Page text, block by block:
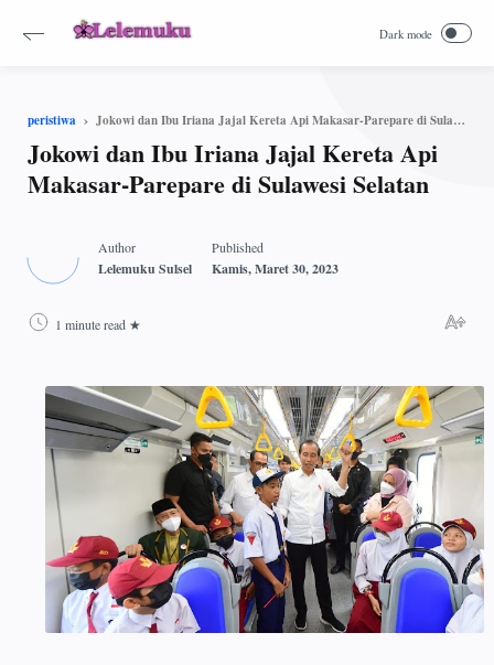
peristiwa Jokowi dan Ibu Iriana Jajal Kereta Api Makasar-Parepare di Sulawesi Selatan
Jokowi dan Ibu Iriana Jajal Kereta Api
Makasar-Parepare di Sulawesi Selatan
1 minute read